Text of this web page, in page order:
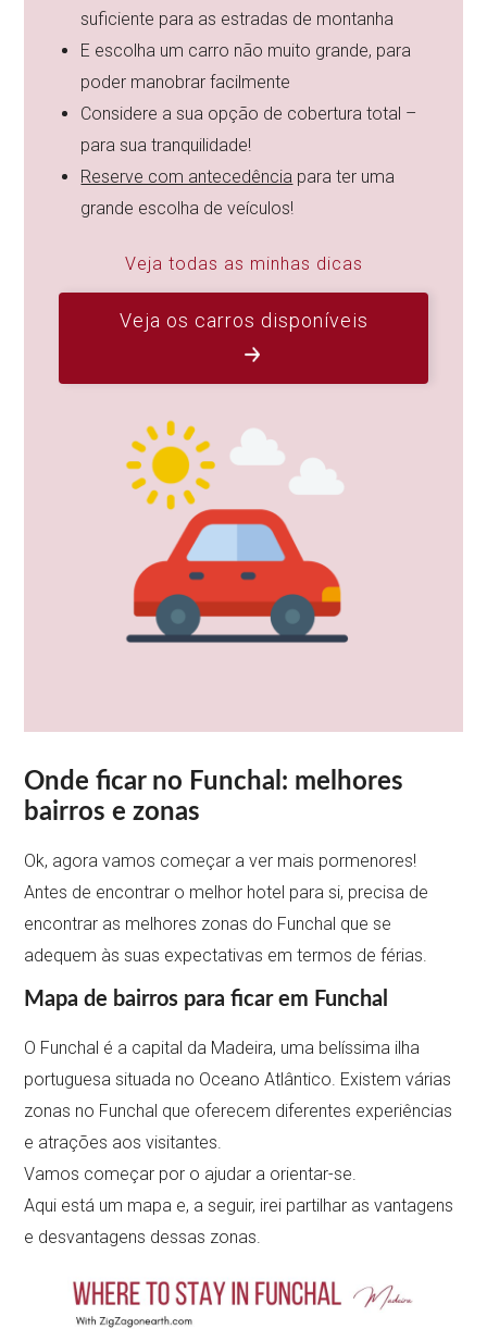
suficiente para as estradas de montanha
E escolha um carro não muito grande, para
poder manobrar facilmente
Considere a sua opção de cobertura total –
para sua tranquilidade!
Reserve com antecedência para ter uma
grande escolha de veículos!
Veja todas as minhas dicas
Veja os carros disponíveis
Onde ficar no Funchal: melhores
bairros e zonas
Ok, agora vamos começar a ver mais pormenores!
Antes de encontrar o melhor hotel para si, precisa de
encontrar as melhores zonas do Funchal que se
adequem às suas expectativas em termos de férias.
Mapa de bairros para ficar em Funchal
O Funchal é a capital da Madeira, uma belíssima ilha
portuguesa situada no Oceano Atlântico. Existem várias
zonas no Funchal que oferecem diferentes experiências
e atrações aos visitantes.
Vamos começar por o ajudar a orientar-se.
Aqui está um mapa e, a seguir, irei partilhar as vantagens
e desvantagens dessas zonas.